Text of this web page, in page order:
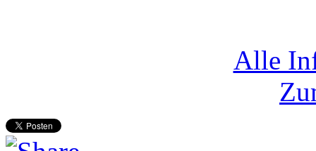
Alle